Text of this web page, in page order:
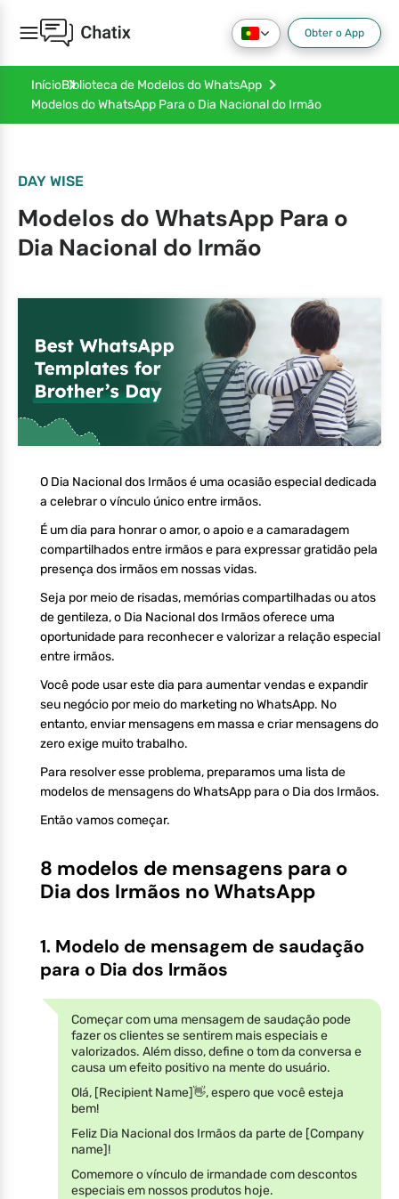
Obter o App
InícioBiblioteca de Modelos do WhatsApp
Modelos do WhatsApp Para o Dia Nacional do Irmão
DAY WISE
Modelos do WhatsApp Para o
Dia Nacional do Irmão
O Dia Nacional dos Irmãos é uma ocasião especial dedicada
a celebrar o vínculo único entre irmãos.
É um dia para honrar o amor, o apoio e a camaradagem
compartilhados entre irmãos e para expressar gratidão pela
presença dos irmãos em nossas vidas.
Seja por meio de risadas, memórias compartilhadas ou atos
de gentileza, o Dia Nacional dos Irmãos oferece uma
oportunidade para reconhecer e valorizar a relação especial
entre irmãos.
Você pode usar este dia para aumentar vendas e expandir
seu negócio por meio do marketing no WhatsApp. No
entanto, enviar mensagens em massa e criar mensagens do
zero exige muito trabalho.
Para resolver esse problema, preparamos uma lista de
modelos de mensagens do WhatsApp para o Dia dos Irmãos.
Então vamos começar.
8 modelos de mensagens para o
Dia dos Irmãos no WhatsApp
1. Modelo de mensagem de saudação
para o Dia dos Irmãos
Começar com uma mensagem de saudação pode
fazer os clientes se sentirem mais especiais e
valorizados. Além disso, define o tom da conversa e
causa um efeito positivo na mente do usuário.
Olá, [Recipient Name]👋, espero que você esteja
bem!
Feliz Dia Nacional dos Irmãos da parte de [Company
name]!
Comemore o vínculo de irmandade com descontos
especiais em nossos produtos hoje.